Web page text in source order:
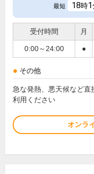
最短 18時1
受付時間 月
0:00～24:00 ●
その他
急な発熱、悪天候など
利用ください
オンラ